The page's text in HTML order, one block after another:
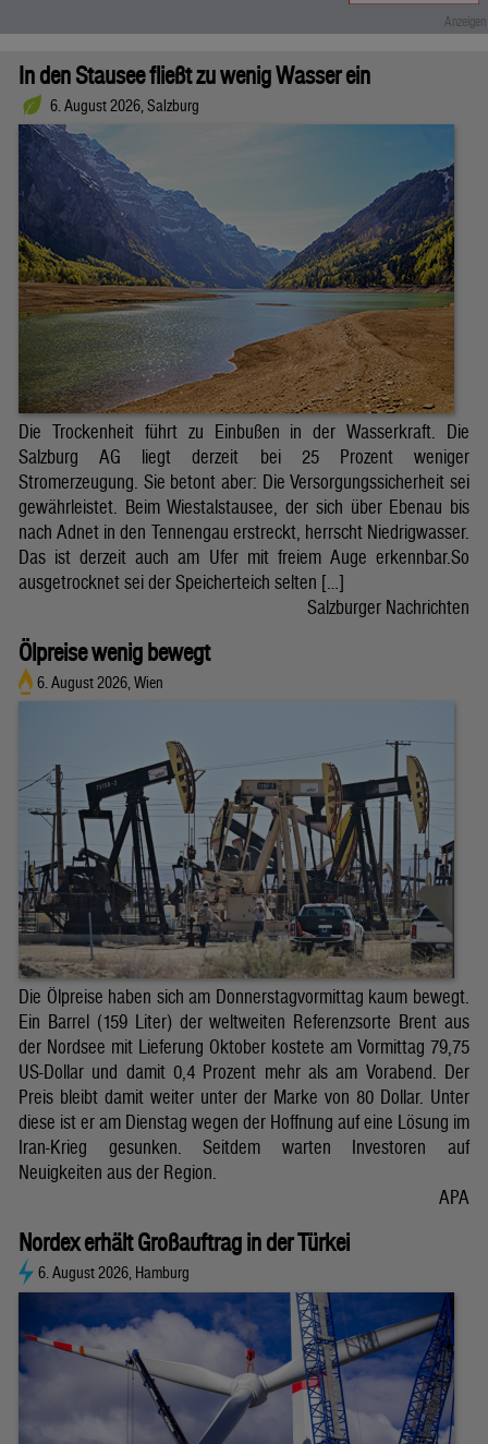
In den Stausee fließt zu wenig Wasser ein
6. August 2026, Salzburg
Die Trockenheit führt zu Einbußen in der Wasserkraft. Die
Salzburg AG liegt derzeit bei 25 Prozent weniger
Stromerzeugung. Sie betont aber: Die Versorgungssicherheit sei
gewährleistet. Beim Wiestalstausee, der sich über Ebenau bis
nach Adnet in den Tennengau erstreckt, herrscht Niedrigwasser.
Das ist derzeit auch am Ufer mit freiem Auge erkennbar.So
ausgetrocknet sei der Speicherteich selten […]
Salzburger Nachrichten
Ölpreise wenig bewegt
6. August 2026, Wien
Die Ölpreise haben sich am Donnerstagvormittag kaum bewegt.
Ein Barrel (159 Liter) der weltweiten Referenzsorte Brent aus
der Nordsee mit Lieferung Oktober kostete am Vormittag 79,75
US-Dollar und damit 0,4 Prozent mehr als am Vorabend. Der
Preis bleibt damit weiter unter der Marke von 80 Dollar. Unter
diese ist er am Dienstag wegen der Hoffnung auf eine Lösung im
Iran-Krieg gesunken. Seitdem warten Investoren auf
Neuigkeiten aus der Region.
APA
Nordex erhält Großauftrag in der Türkei
6. August 2026, Hamburg